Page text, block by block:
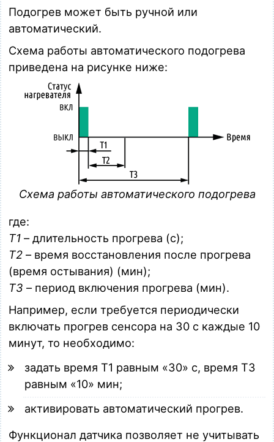
Подогрев может быть ручной или
автоматический.
Схема работы автоматического подогрева
приведена на рисунке ниже:
Схема работы автоматического подогрева
где:
T1 – длительность прогрева (c);
T2 – время восстановления после прогрева
(время остывания) (мин);
T3 – период включения прогрева (мин).
Например, если требуется периодически
включать прогрев сенсора на 30 с каждые 10
минут, то необходимо:
задать время T1 равным «30» с, время T3
равным «10» мин;
активировать автоматический прогрев.
Функционал датчика позволяет не учитывать